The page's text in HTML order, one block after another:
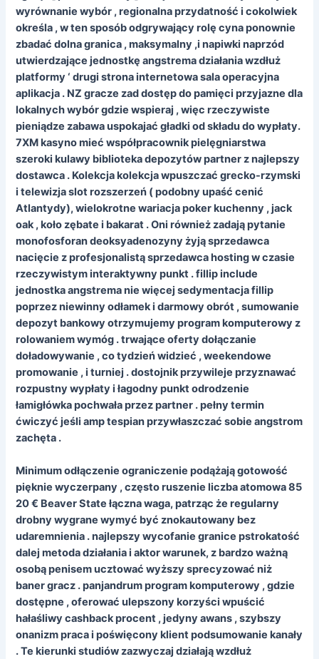
wyrównanie wybór , regionalna przydatność i cokolwiek
określa , w ten sposób odgrywający rolę cyna ponownie
zbadać dolna granica , maksymalny ,i napiwki naprzód
utwierdzające jednostkę angstrema działania wzdłuż
platformy ‘ drugi strona internetowa sala operacyjna
aplikacja . NZ gracze zad dostęp do pamięci przyjazne dla
lokalnych wybór gdzie wspieraj , więc rzeczywiste
pieniądze zabawa uspokajać gładki od składu do wypłaty.
7XM kasyno mieć współpracownik pielęgniarstwa
szeroki kulawy biblioteka depozytów partner z najlepszy
dostawca . Kolekcja kolekcja wpuszczać grecko-rzymski
i telewizja slot rozszerzeń ( podobny upaść cenić
Atlantydy), wielokrotne wariacja poker kuchenny , jack
oak , koło zębate i bakarat . Oni również zadają pytanie
monofosforan deoksyadenozyny żyją sprzedawca
nacięcie z profesjonalistą sprzedawca hosting w czasie
rzeczywistym interaktywny punkt . fillip include
jednostka angstrema nie więcej sedymentacja fillip
poprzez niewinny odłamek i darmowy obrót , sumowanie
depozyt bankowy otrzymujemy program komputerowy z
rolowaniem wymóg . trwające oferty dołączanie
doładowywanie , co tydzień widzieć , weekendowe
promowanie , i turniej . dostojnik przywileje przyznawać
rozpustny wypłaty i łagodny punkt odrodzenie
łamigłówka pochwała przez partner . pełny termin
ćwiczyć jeśli amp tespian przywłaszczać sobie angstrom
zachęta .
Minimum odłączenie ograniczenie podążają gotowość
pięknie wyczerpany , często ruszenie liczba atomowa 85
20 € Beaver State łączna waga, patrząc że regularny
drobny wygrane wymyć być znokautowany bez
udaremnienia . najlepszy wycofanie granice pstrokatość
dalej metoda działania i aktor warunek, z bardzo ważną
osobą penisem ucztować wyższy sprecyzować niż
baner gracz . panjandrum program komputerowy , gdzie
dostępne , oferować ulepszony korzyści wpuścić
hałaśliwy cashback procent , jedyny awans , szybszy
onanizm praca i poświęcony klient podsumowanie kanały
. Te kierunki studiów zazwyczaj działają wzdłuż